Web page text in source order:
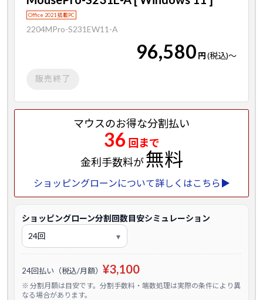
Office 2021 搭載PC
2204MPro-S231EW11-A
96,580 円(税込)～
販売終了
マウスのお得な分割払い
36 回まで
金利手数料が無料
ショッピングローンについて詳しくはこちら▶
ショッピングローン分割回数目安シミュレーション
24回払い（税込/月額） ¥3,100
※ 分割月額は目安です。分割手数料・端数処理は実際の条件により異
なる場合があります。